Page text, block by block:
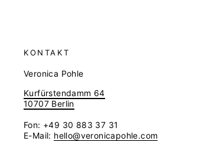
KONTAKT
Veronica Pohle
Kurfürstendamm 64
10707 Berlin
Fon: +49 30 883 37 31
E-Mail: hello@veronicapohle.com